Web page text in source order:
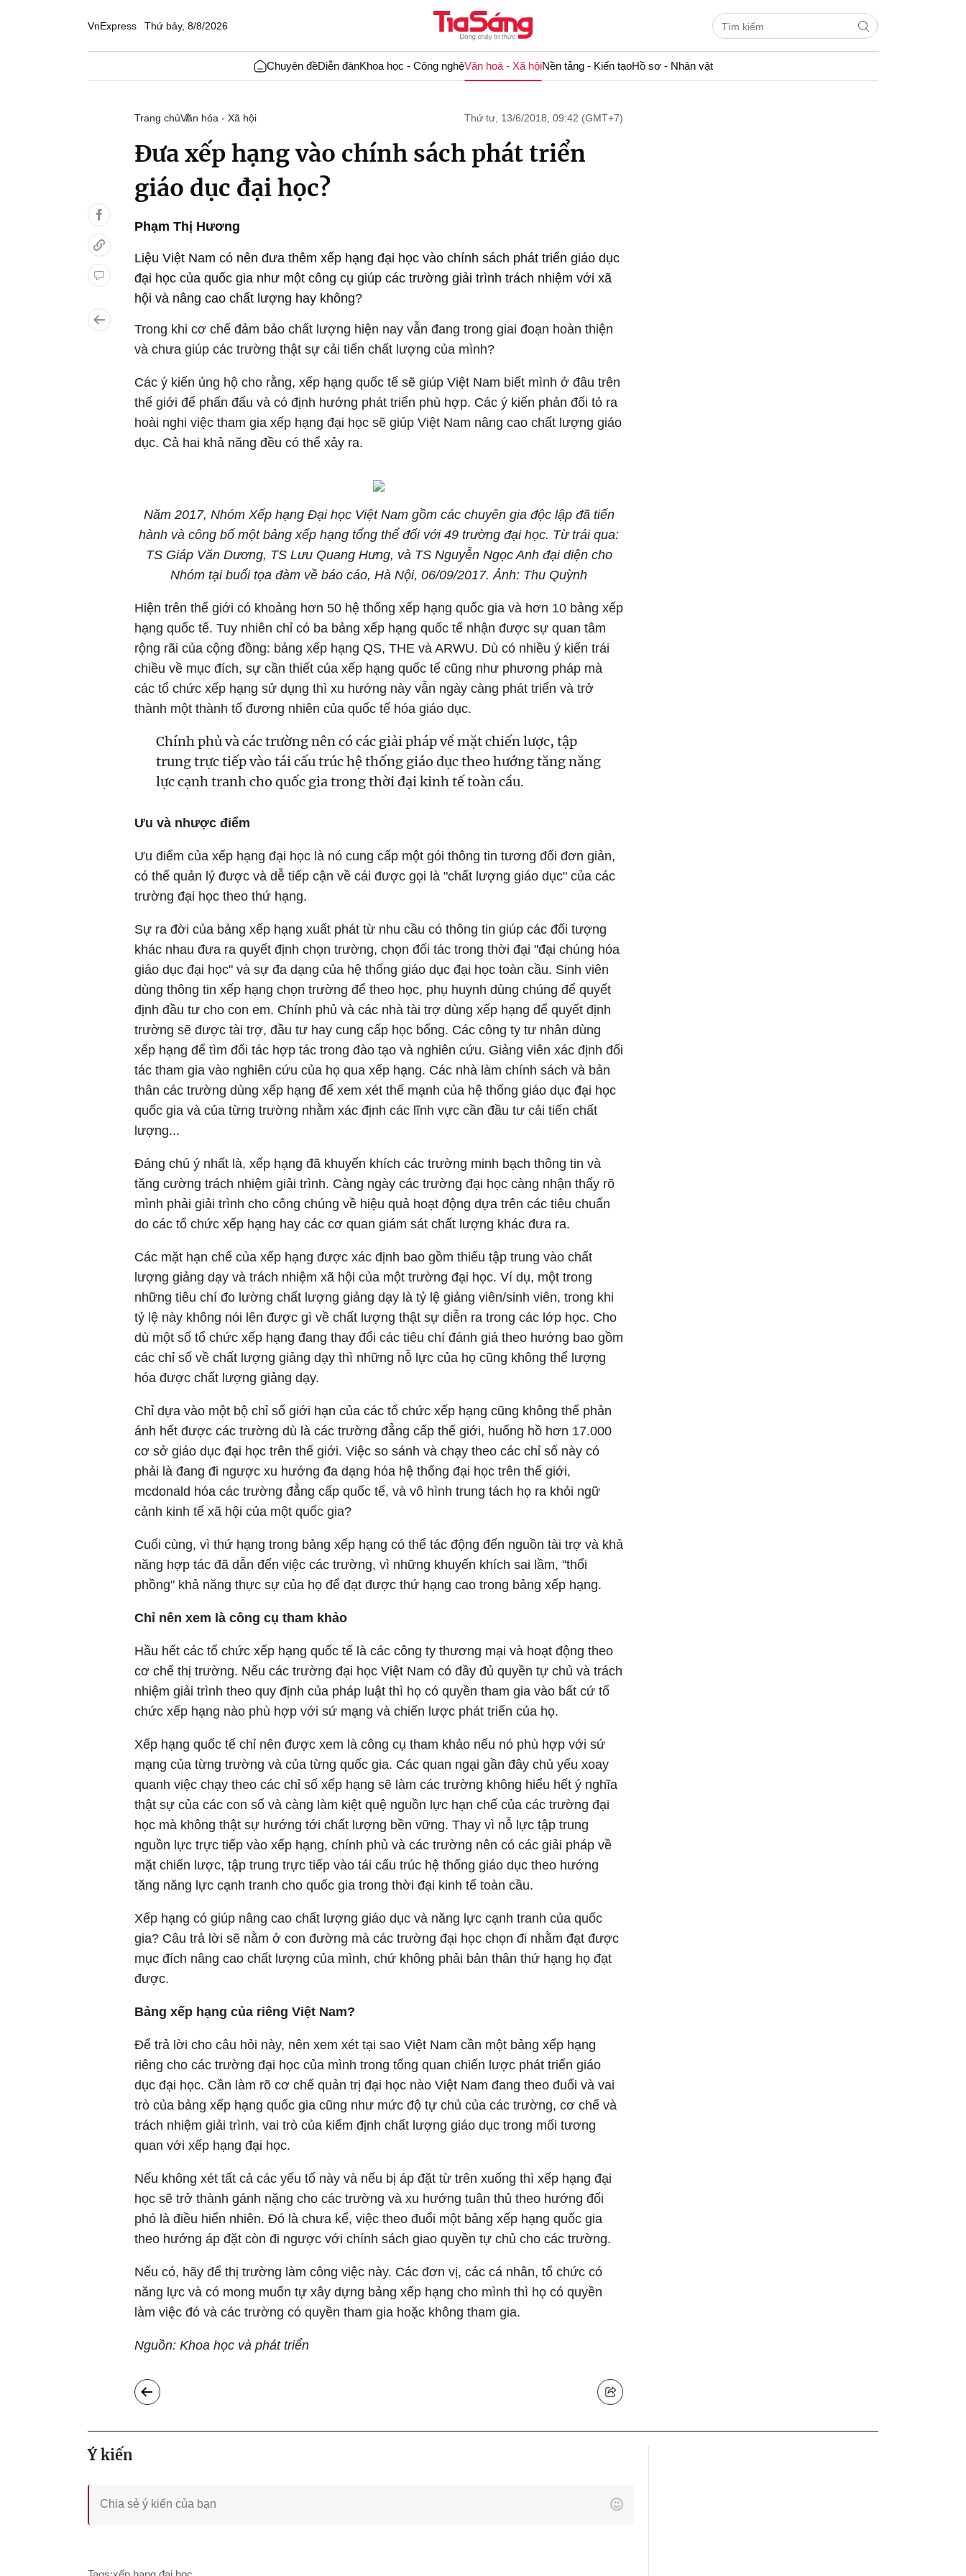
VnExpress Thứ bảy, 8/8/2026
Chuyên đềDiễn đànKhoa học - Công nghệVăn hoá - Xã hộiNền tảng - Kiến tạoHồ sơ - Nhân vật
Trang chủVăn hóa - Xã hội Thứ tư, 13/6/2018, 09:42 (GMT+7)
Đưa xếp hạng vào chính sách phát triển
giáo dục đại học?
Phạm Thị Hương
Liệu Việt Nam có nên đưa thêm xếp hạng đại học vào chính sách phát triển giáo dục
đại học của quốc gia như một công cụ giúp các trường giải trình trách nhiệm với xã
hội và nâng cao chất lượng hay không?
Trong khi cơ chế đảm bảo chất lượng hiện nay vẫn đang trong giai đoạn hoàn thiện
và chưa giúp các trường thật sự cải tiến chất lượng của mình?
Các ý kiến ủng hộ cho rằng, xếp hạng quốc tế sẽ giúp Việt Nam biết mình ở đâu trên
thế giới để phấn đấu và có định hướng phát triển phù hợp. Các ý kiến phản đối tỏ ra
hoài nghi việc tham gia xếp hạng đại học sẽ giúp Việt Nam nâng cao chất lượng giáo
dục. Cả hai khả năng đều có thể xảy ra.
Năm 2017, Nhóm Xếp hạng Đại học Việt Nam gồm các chuyên gia độc lập đã tiến
hành và công bố một bảng xếp hạng tổng thể đối với 49 trường đại học. Từ trái qua:
TS Giáp Văn Dương, TS Lưu Quang Hưng, và TS Nguyễn Ngọc Anh đại diện cho
Nhóm tại buổi tọa đàm về báo cáo, Hà Nội, 06/09/2017. Ảnh: Thu Quỳnh
Hiện trên thế giới có khoảng hơn 50 hệ thống xếp hạng quốc gia và hơn 10 bảng xếp
hạng quốc tế. Tuy nhiên chỉ có ba bảng xếp hạng quốc tế nhận được sự quan tâm
rộng rãi của cộng đồng: bảng xếp hạng QS, THE và ARWU. Dù có nhiều ý kiến trái
chiều về mục đích, sự cần thiết của xếp hạng quốc tế cũng như phương pháp mà
các tổ chức xếp hạng sử dụng thì xu hướng này vẫn ngày càng phát triển và trở
thành một thành tố đương nhiên của quốc tế hóa giáo dục.
Chính phủ và các trường nên có các giải pháp về mặt chiến lược, tập
trung trực tiếp vào tái cấu trúc hệ thống giáo dục theo hướng tăng năng
lực cạnh tranh cho quốc gia trong thời đại kinh tế toàn cầu.
Ưu và nhược điểm
Ưu điểm của xếp hạng đại học là nó cung cấp một gói thông tin tương đối đơn giản,
có thể quản lý được và dễ tiếp cận về cái được gọi là "chất lượng giáo dục" của các
trường đại học theo thứ hạng.
Sự ra đời của bảng xếp hạng xuất phát từ nhu cầu có thông tin giúp các đối tượng
khác nhau đưa ra quyết định chọn trường, chọn đối tác trong thời đại "đại chúng hóa
giáo dục đại học" và sự đa dạng của hệ thống giáo dục đại học toàn cầu. Sinh viên
dùng thông tin xếp hạng chọn trường để theo học, phụ huynh dùng chúng để quyết
định đầu tư cho con em. Chính phủ và các nhà tài trợ dùng xếp hạng để quyết định
trường sẽ được tài trợ, đầu tư hay cung cấp học bổng. Các công ty tư nhân dùng
xếp hạng để tìm đối tác hợp tác trong đào tạo và nghiên cứu. Giảng viên xác định đối
tác tham gia vào nghiên cứu của họ qua xếp hạng. Các nhà làm chính sách và bản
thân các trường dùng xếp hạng để xem xét thế mạnh của hệ thống giáo dục đại học
quốc gia và của từng trường nhằm xác định các lĩnh vực cần đầu tư cải tiến chất
lượng...
Đáng chú ý nhất là, xếp hạng đã khuyến khích các trường minh bạch thông tin và
tăng cường trách nhiệm giải trình. Càng ngày các trường đại học càng nhận thấy rõ
mình phải giải trình cho công chúng về hiệu quả hoạt động dựa trên các tiêu chuẩn
do các tổ chức xếp hạng hay các cơ quan giám sát chất lượng khác đưa ra.
Các mặt hạn chế của xếp hạng được xác định bao gồm thiếu tập trung vào chất
lượng giảng dạy và trách nhiệm xã hội của một trường đại học. Ví dụ, một trong
những tiêu chí đo lường chất lượng giảng dạy là tỷ lệ giảng viên/sinh viên, trong khi
tỷ lệ này không nói lên được gì về chất lượng thật sự diễn ra trong các lớp học. Cho
dù một số tổ chức xếp hạng đang thay đổi các tiêu chí đánh giá theo hướng bao gồm
các chỉ số về chất lượng giảng dạy thì những nỗ lực của họ cũng không thể lượng
hóa được chất lượng giảng dạy.
Chỉ dựa vào một bộ chỉ số giới hạn của các tổ chức xếp hạng cũng không thể phản
ánh hết được các trường dù là các trường đẳng cấp thế giới, huống hồ hơn 17.000
cơ sở giáo dục đại học trên thế giới. Việc so sánh và chạy theo các chỉ số này có
phải là đang đi ngược xu hướng đa dạng hóa hệ thống đại học trên thế giới,
mcdonald hóa các trường đẳng cấp quốc tế, và vô hình trung tách họ ra khỏi ngữ
cảnh kinh tế xã hội của một quốc gia?
Cuối cùng, vì thứ hạng trong bảng xếp hạng có thể tác động đến nguồn tài trợ và khả
năng hợp tác đã dẫn đến việc các trường, vì những khuyến khích sai lầm, "thổi
phồng" khả năng thực sự của họ để đạt được thứ hạng cao trong bảng xếp hạng.
Chỉ nên xem là công cụ tham khảo
Hầu hết các tổ chức xếp hạng quốc tế là các công ty thương mại và hoạt động theo
cơ chế thị trường. Nếu các trường đại học Việt Nam có đầy đủ quyền tự chủ và trách
nhiệm giải trình theo quy định của pháp luật thì họ có quyền tham gia vào bất cứ tổ
chức xếp hạng nào phù hợp với sứ mạng và chiến lược phát triển của họ.
Xếp hạng quốc tế chỉ nên được xem là công cụ tham khảo nếu nó phù hợp với sứ
mạng của từng trường và của từng quốc gia. Các quan ngại gần đây chủ yếu xoay
quanh việc chạy theo các chỉ số xếp hạng sẽ làm các trường không hiểu hết ý nghĩa
thật sự của các con số và càng làm kiệt quệ nguồn lực hạn chế của các trường đại
học mà không thật sự hướng tới chất lượng bền vững. Thay vì nỗ lực tập trung
nguồn lực trực tiếp vào xếp hạng, chính phủ và các trường nên có các giải pháp về
mặt chiến lược, tập trung trực tiếp vào tái cấu trúc hệ thống giáo dục theo hướng
tăng năng lực cạnh tranh cho quốc gia trong thời đại kinh tế toàn cầu.
Xếp hạng có giúp nâng cao chất lượng giáo dục và năng lực cạnh tranh của quốc
gia? Câu trả lời sẽ nằm ở con đường mà các trường đại học chọn đi nhằm đạt được
mục đích nâng cao chất lượng của mình, chứ không phải bản thân thứ hạng họ đạt
được.
Bảng xếp hạng của riêng Việt Nam?
Để trả lời cho câu hỏi này, nên xem xét tại sao Việt Nam cần một bảng xếp hạng
riêng cho các trường đại học của mình trong tổng quan chiến lược phát triển giáo
dục đại học. Cần làm rõ cơ chế quản trị đại học nào Việt Nam đang theo đuổi và vai
trò của bảng xếp hạng quốc gia cũng như mức độ tự chủ của các trường, cơ chế và
trách nhiệm giải trình, vai trò của kiểm định chất lượng giáo dục trong mối tương
quan với xếp hạng đại học.
Nếu không xét tất cả các yếu tố này và nếu bị áp đặt từ trên xuống thì xếp hạng đại
học sẽ trở thành gánh nặng cho các trường và xu hướng tuân thủ theo hướng đối
phó là điều hiển nhiên. Đó là chưa kể, việc theo đuổi một bảng xếp hạng quốc gia
theo hướng áp đặt còn đi ngược với chính sách giao quyền tự chủ cho các trường.
Nếu có, hãy để thị trường làm công việc này. Các đơn vị, các cá nhân, tổ chức có
năng lực và có mong muốn tự xây dựng bảng xếp hạng cho mình thì họ có quyền
làm việc đó và các trường có quyền tham gia hoặc không tham gia.
Nguồn: Khoa học và phát triển
Ý kiến